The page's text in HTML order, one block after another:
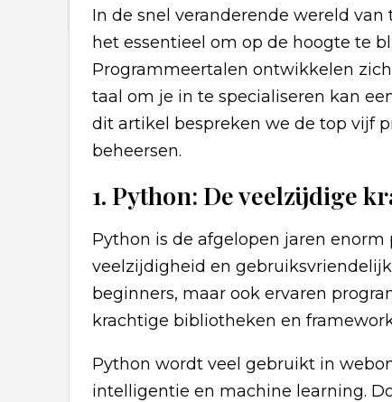
In de snel veranderende wereld
het essentieel om op de hoogte te
Programmeertalen ontwikkelen
taal om je in te specialiseren kan
dit artikel bespreken we de top vijf
beheersen.
1. Python: De veelzijdige
Python is de afgelopen jaren
veelzijdigheid en
beginners, maar ook ervaren
krachtige bibliotheken en
Python wordt veel gebruikt in
intelligentie en machine learning.